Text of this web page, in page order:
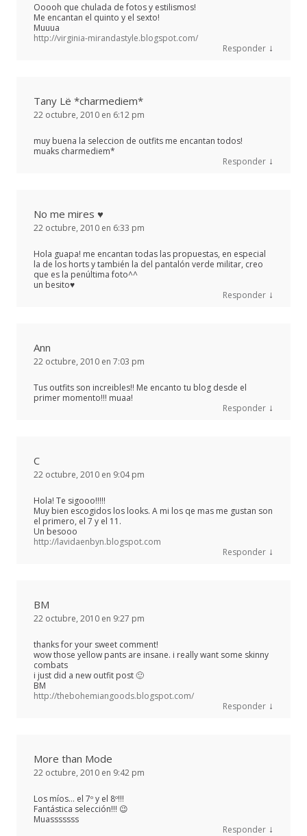
Ooooh que chulada de fotos y estilismos!
Me encantan el quinto y el sexto!
Muuua
http://virginia-mirandastyle.blogspot.com/
Responder ↓
Tany Lë *charmediem*
22 octubre, 2010 en 6:12 pm
muy buena la seleccion de outfits me encantan todos!
muaks charmediem*
Responder ↓
No me mires ♥
22 octubre, 2010 en 6:33 pm
Hola guapa! me encantan todas las propuestas, en especial
la de los horts y también la del pantalón verde militar, creo
que es la penúltima foto^^
un besito♥
Responder ↓
Ann
22 octubre, 2010 en 7:03 pm
Tus outfits son increibles!! Me encanto tu blog desde el
primer momento!!! muaa!
Responder ↓
C
22 octubre, 2010 en 9:04 pm
Hola! Te sigooo!!!!!
Muy bien escogidos los looks. A mi los qe mas me gustan son
el primero, el 7 y el 11.
Un besooo
http://lavidaenbyn.blogspot.com
Responder ↓
BM
22 octubre, 2010 en 9:27 pm
thanks for your sweet comment!
wow those yellow pants are insane. i really want some skinny
combats
i just did a new outfit post 🙂
BM
http://thebohemiangoods.blogspot.com/
Responder ↓
More than Mode
22 octubre, 2010 en 9:42 pm
Los míos… el 7º y el 8º!!!
Fantástica selección!!! 😉
Muasssssss
Responder ↓